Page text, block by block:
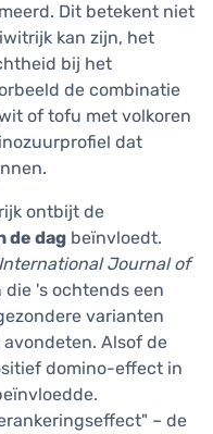
Dit betekent niet
kan zijn, het
bij het
de combinatie
of tofu met volkoren
dat
ontbijt de
de dag beïnvloedt.
International Journal of
's ochtends een
varianten
Alsof de
domino-effect in
– de